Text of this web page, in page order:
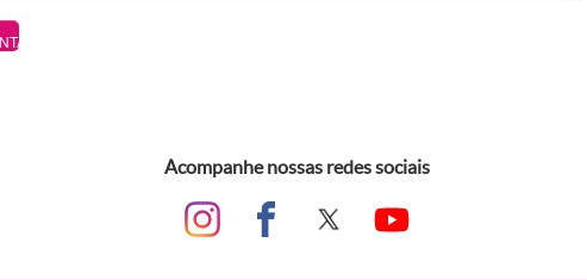
Acompanhe nossas redes sociais